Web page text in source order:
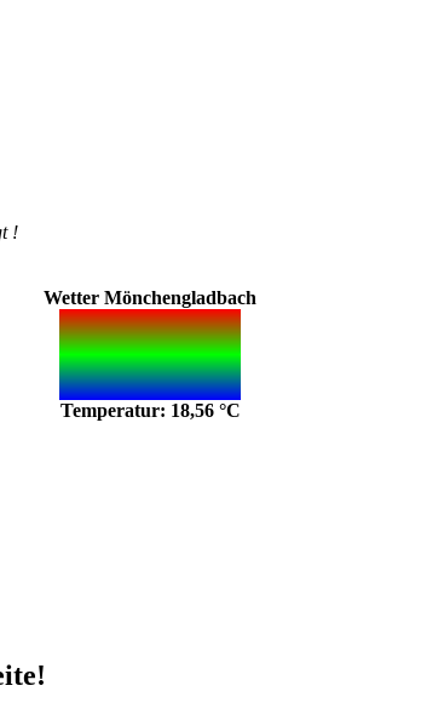
!
Wetter Mönchengladbach
Temperatur: 18,56 °C